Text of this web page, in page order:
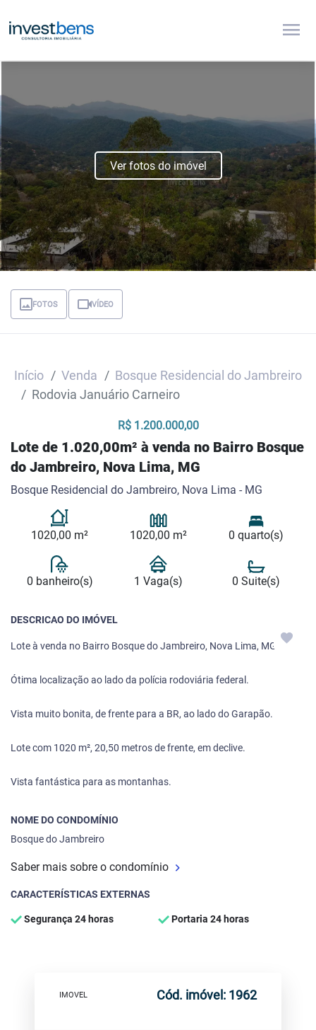
menu
Ver fotos do imóvel
FOTOS VÍDEO
Início Venda
Bosque Residencial do Jambreiro
Rodovia Januário Carneiro
R$ 1.200.000,00
Lote de 1.020,00m² à venda no Bairro Bosque
do Jambreiro, Nova Lima, MG
Bosque Residencial do Jambreiro, Nova Lima - MG
1020,00 m² 1020,00 m² 0 quarto(s)
0 banheiro(s) 1 Vaga(s) 0 Suite(s)
DESCRICAO DO IMÓVEL
Lote à venda no Bairro Bosque do Jambreiro, Nova Lima, MG.
Ótima localização ao lado da polícia rodoviária federal.
Vista muito bonita, de frente para a BR, ao lado do Garapão.
Lote com 1020 m², 20,50 metros de frente, em declive.
Vista fantástica para as montanhas.
NOME DO CONDOMÍNIO
Bosque do Jambreiro
Saber mais sobre o condomínio
CARACTERÍSTICAS EXTERNAS
Segurança 24 horas Portaria 24 horas
IMOVEL Cód. imóvel: 1962